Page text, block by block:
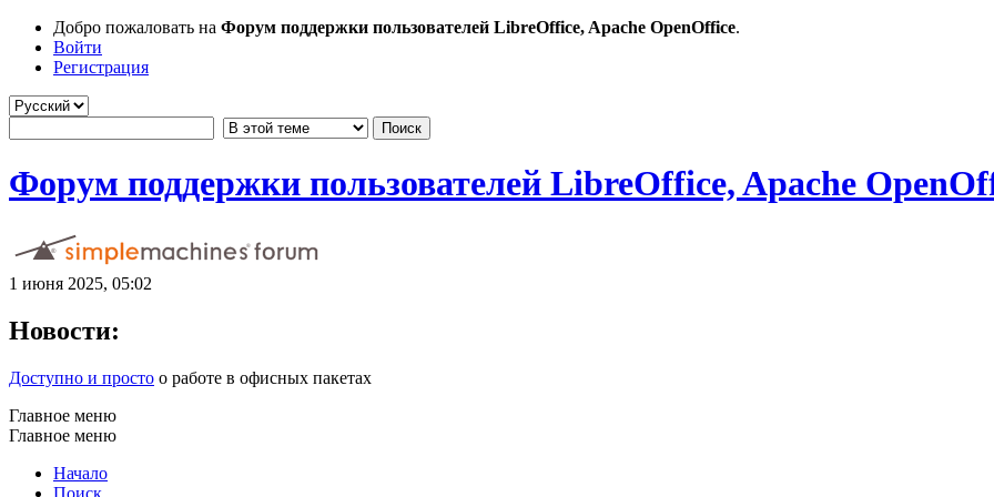
Добро пожаловать на Форум поддержки пользователей LibreOffice, Apache OpenOffice.
Войти
Регистрация
Форум поддержки пользователей LibreOffice, Apache
1 июня 2025, 05:02
Новости:
Доступно и просто о работе в офисных пакетах
Главное меню
Главное меню
Начало
Поиск